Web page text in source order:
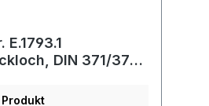
E.1793.1
DIN 371/376,
Produkt